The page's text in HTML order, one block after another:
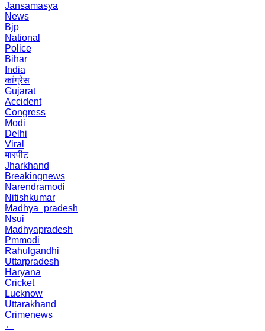
Jansamasya
News
Bjp
National
Police
Bihar
India
कांग्रेस
Gujarat
Accident
Congress
Modi
Delhi
Viral
मारपीट
Jharkhand
Breakingnews
Narendramodi
Nitishkumar
Madhya_pradesh
Nsui
Madhyapradesh
Pmmodi
Rahulgandhi
Uttarpradesh
Haryana
Cricket
Lucknow
Uttarakhand
Crimenews
←